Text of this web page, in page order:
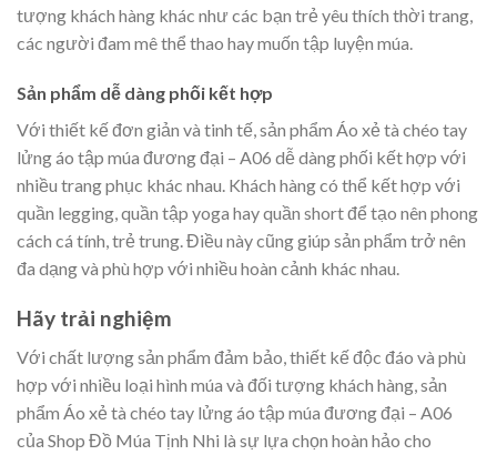
tượng khách hàng khác như các bạn trẻ yêu thích thời trang,
các người đam mê thể thao hay muốn tập luyện múa.
Sản phẩm dễ dàng phối kết hợp
Với thiết kế đơn giản và tinh tế, sản phẩm Áo xẻ tà chéo tay
lửng áo tập múa đương đại – A06 dễ dàng phối kết hợp với
nhiều trang phục khác nhau. Khách hàng có thể kết hợp với
quần legging, quần tập yoga hay quần short để tạo nên phong
cách cá tính, trẻ trung. Điều này cũng giúp sản phẩm trở nên
đa dạng và phù hợp với nhiều hoàn cảnh khác nhau.
Hãy trải nghiệm
Với chất lượng sản phẩm đảm bảo, thiết kế độc đáo và phù
hợp với nhiều loại hình múa và đối tượng khách hàng, sản
phẩm Áo xẻ tà chéo tay lửng áo tập múa đương đại – A06
của Shop Đồ Múa Tịnh Nhi là sự lựa chọn hoàn hảo cho